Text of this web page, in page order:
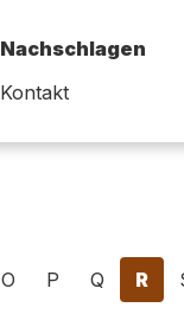
Nachschlagen
Kontakt
O P Q R